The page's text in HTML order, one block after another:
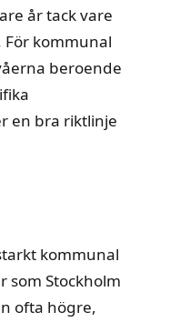
år tack vare
kommunal
beroende
en bra riktlinje
kommunal
som Stockholm
ofta högre,